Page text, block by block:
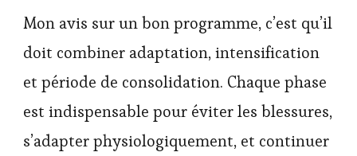
Mon avis sur un bon programme, c’est qu’il
doit combiner adaptation, intensification
et période de consolidation. Chaque phase
est indispensable pour éviter les blessures,
s’adapter physiologiquement, et continuer